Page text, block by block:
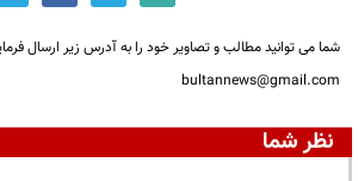
شما می توانید مطالب و تصاویر خود را به آدرس زیر ارسال
bultannews@gmail.com
نظر شما